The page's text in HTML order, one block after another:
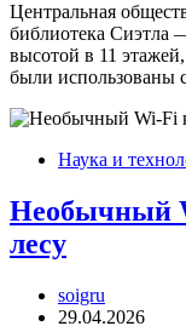
Центральная
библиотека Сиэтла
высотой в 11
были использованы
Наука и
Необычный
лесу
soigru
29.04.2026